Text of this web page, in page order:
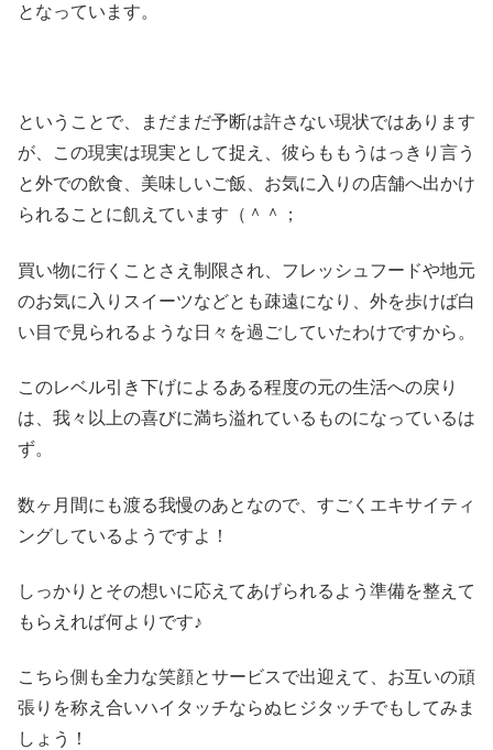
となっています。
ということで、まだまだ予断は許さない現状ではあります
が、この現実は現実として捉え、彼らももうはっきり言う
と外での飲食、美味しいご飯、お気に入りの店舗へ出かけ
られることに飢えています（＾＾；
買い物に行くことさえ制限され、フレッシュフードや地元
のお気に入りスイーツなどとも疎遠になり、外を歩けば白
い目で見られるような日々を過ごしていたわけですから。
このレベル引き下げによるある程度の元の生活への戻り
は、我々以上の喜びに満ち溢れているものになっているは
ず。
数ヶ月間にも渡る我慢のあとなので、すごくエキサイティ
ングしているようですよ！
しっかりとその想いに応えてあげられるよう準備を整えて
もらえれば何よりです♪
こちら側も全力な笑顔とサービスで出迎えて、お互いの頑
張りを称え合いハイタッチならぬヒジタッチでもしてみま
しょう！